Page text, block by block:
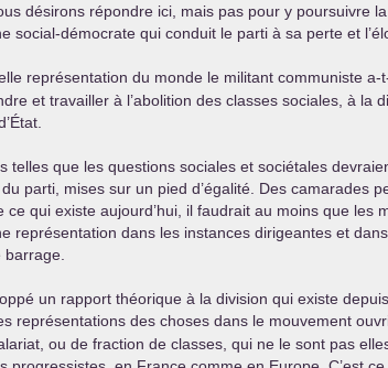
désirons répondre ici, mais pas pour y
social-démocrate qui conduit le parti à sa perte et
représentation du monde le militant communiste
et travailler à l’abolition des classes sociales, à
telles que les questions sociales et sociétales
parti, mises sur un pied d’égalité. Des camarades
qui existe aujourd’hui, il faudrait au moins que
représentation dans les instances dirigeantes et
un rapport théorique à la division qui existe
représentations des choses dans le mouvement
ou de fraction de classes, qui ne le sont pas